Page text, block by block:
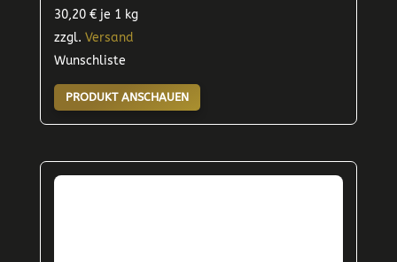
30,20 €je 1 kg
zzgl. Versand
Wunschliste
PRODUKT ANSCHAUEN